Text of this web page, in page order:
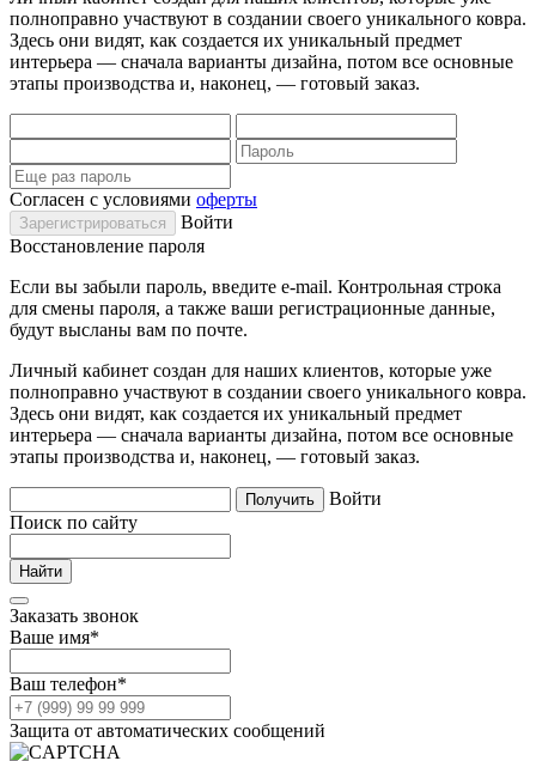
полноправно участвуют в создании своего уникального ковра.
Здесь они видят, как создается их уникальный предмет
интерьера — сначала варианты дизайна, потом все основные
этапы производства и, наконец, — готовый заказ.
Согласен с условиями оферты
Войти
Восстановление пароля
Если вы забыли пароль, введите e-mail. Контрольная строка
для смены пароля, а также ваши регистрационные данные,
будут высланы вам по почте.
Личный кабинет создан для наших клиентов, которые уже
полноправно участвуют в создании своего уникального ковра.
Здесь они видят, как создается их уникальный предмет
интерьера — сначала варианты дизайна, потом все основные
этапы производства и, наконец, — готовый заказ.
Войти
Поиск по сайту
Заказать звонок
Ваше имя*
Ваш телефон*
Защита от автоматических сообщений